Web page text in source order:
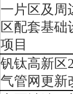
一片区及周
区配套基础
项目
钒钛高新区
气管网更新